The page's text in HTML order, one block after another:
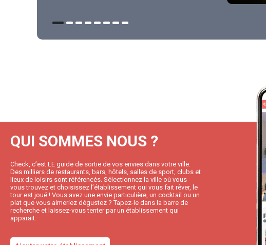
QUI SOMMES NOUS ?
Check, c’est LE guide de sortie de vos envies dans votre ville.
Des milliers de restaurants, bars, hôtels, salles de sport, clubs et
lieux de loisirs sont référencés. Sélectionnez la ville où vous
vous trouvez et choisissez l’établissement qui vous fait rêver, le
tour est joué ! Vous avez une envie particulière, un cocktail ou un
plat que vous aimeriez dégustez ? Tapez-le dans la barre de
recherche et laissez-vous tenter par un établissement qui
apparait.